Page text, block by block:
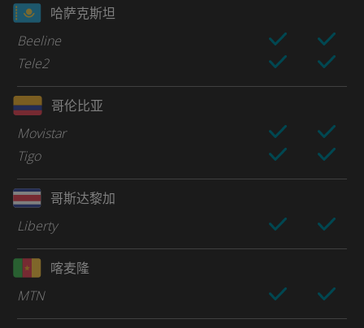
哈萨克斯坦
Beeline
Tele2
哥伦比亚
Movistar
Tigo
哥斯达黎加
Liberty
喀麦隆
MTN